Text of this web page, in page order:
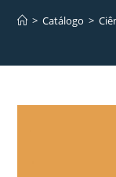
> Catálogo >